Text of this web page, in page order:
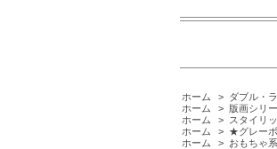
ホーム > ダブル・
ホーム
> 版画シリ
ホーム
> スタイリ
ホーム
> ★グレー
ホーム
> おもちゃ系